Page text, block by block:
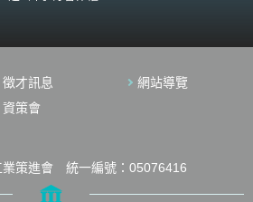
徵才訊息
網站導覽
資策會
業策進會 統一編號：05076416